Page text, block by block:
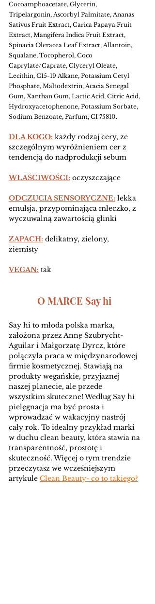
Cocoamphoacetate, Glycerin,
Tripelargonin, Ascorbyl Palmitate, Ananas
Sativus Fruit Extract, Carica Papaya Fruit
Extract, Mangifera Indica Fruit Extract,
Spinacia Oleracea Leaf Extract, Allantoin,
Squalane, Tocopherol, Coco
Caprylate/Caprate, Glyceryl Oleate,
Lecithin, C15-19 Alkane, Potassium Cetyl
Phosphate, Maltodextrin, Acacia Senegal
Gum, Xanthan Gum, Lactic Acid, Citric Acid,
Hydroxyacetophenone, Potassium Sorbate,
Sodium Benzoate, Parfum, CI 75810.
DLA KOGO: każdy rodzaj cery, ze
szczególnym wyróżnieniem cer z
tendencją do nadprodukcji sebum
WŁAŚCIWOŚCI: oczyszczające
ODCZUCIA SENSORYCZNE: lekka
emulsja, przypominająca mleczko, z
wyczuwalną zawartością glinki
ZAPACH: delikatny, zielony,
ziemisty
VEGAN: tak
O MARCE Say hi
Say hi to młoda polska marka,
założona przez Annę Szubrycht-
Aguilar i Małgorzatę Dyrcz, które
połączyła praca w międzynarodowej
firmie kosmetycznej. Stawiają na
produkty wegańskie, przyjaznej
naszej planecie, ale przede
wszystkim skuteczne! Według Say hi
pielęgnacja ma być prosta i
wprowadzać w wakacyjny nastrój
cały rok. To idealny przykład marki
w duchu clean beauty, która stawia na
transparentność, prostotę i
skuteczność. Więcej o tym trendzie
przeczytasz we wcześniejszym
artykule Clean Beauty- co to takiego?